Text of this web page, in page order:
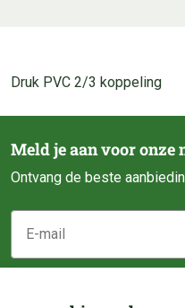
Druk PVC 2/3 koppeling
Meld je aan voor onze
Ontvang de beste
E-mail
Klantenservice